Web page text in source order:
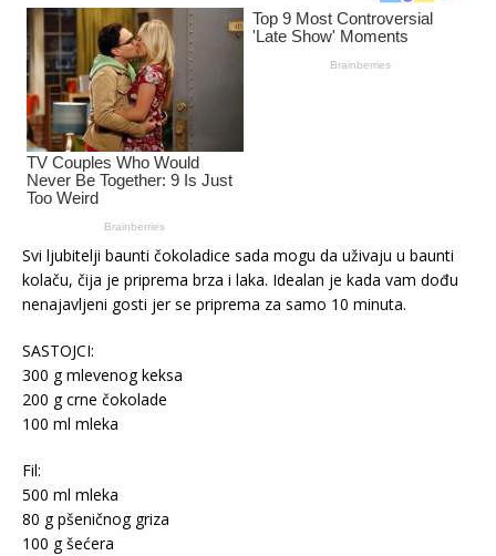
Svi ljubitelji baunti čokoladice sada mogu da uživaju u baunti
kolaču, čija je priprema brza i laka. Idealan je kada vam dođu
nenajavljeni gosti jer se priprema za samo 10 minuta.
SASTOJCI:
300 g mlevenog keksa
200 g crne čokolade
100 ml mleka
Fil:
500 ml mleka
80 g pšeničnog griza
100 g šećera